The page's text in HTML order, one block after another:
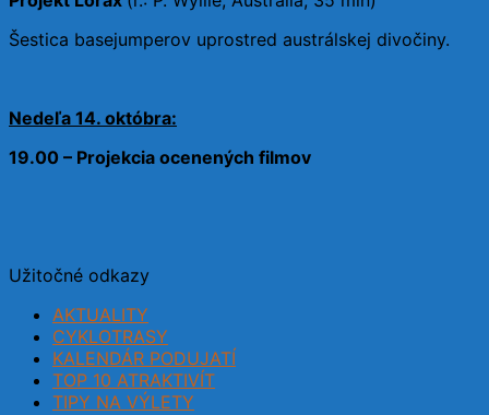
Šestica basejumperov uprostred austrálskej divočiny.
Nedeľa 14. októbra:
19.00 – Projekcia ocenených filmov
Užitočné odkazy
AKTUALITY
CYKLOTRASY
KALENDÁR PODUJATÍ
TOP 10 ATRAKTIVÍT
TIPY NA VÝLETY